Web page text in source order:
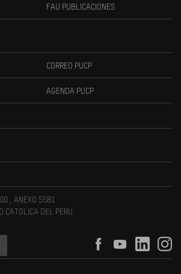
FAU PUBLICACIONES
CORREO PUCP
AGENDA PUCP
, ANEXO 5581
CATOLICA DEL PERU